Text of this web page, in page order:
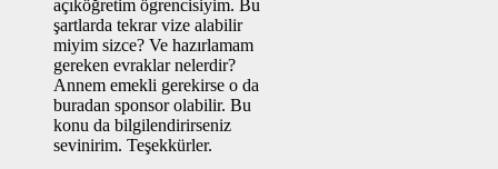
açıköğretim ögrencisiyim. Bu
şartlarda tekrar vize alabilir
miyim sizce? Ve hazırlamam
gereken evraklar nelerdir?
Annem emekli gerekirse o da
buradan sponsor olabilir. Bu
konu da bilgilendirirseniz
sevinirim. Teşekkürler.